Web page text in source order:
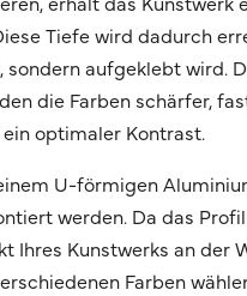
Tiefe wird dadurch
aufgeklebt wird.
die Farben schärfer,
optimaler Kontrast.
U-förmigen
werden. Da das
Kunstwerks an der
Farben